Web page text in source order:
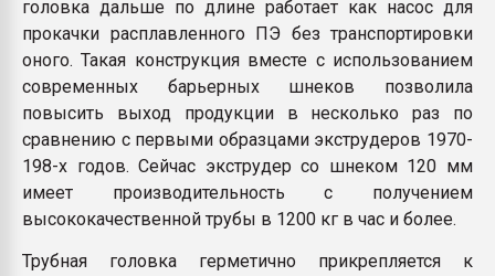
головка дальше по длине работает как насос для
прокачки расплавленного ПЭ без транспортировки
оного. Такая конструкция вместе с использованием
современных барьерных шнеков позволила
повысить выход продукции в несколько раз по
сравнению с первыми образцами экструдеров 1970-
198-х годов. Сейчас экструдер со шнеком 120 мм
имеет производительность с получением
высококачественной трубы в 1200 кг в час и более.
Трубная головка герметично прикрепляется к